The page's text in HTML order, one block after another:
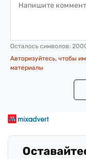
Осталось символов:
Авторизуйтесь, чтобы
материалы